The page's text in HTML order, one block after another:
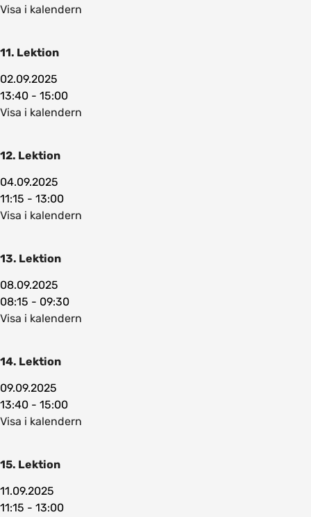
Visa i kalendern
11. Lektion
02.09.2025
13:40 - 15:00
Visa i kalendern
12. Lektion
04.09.2025
11:15 - 13:00
Visa i kalendern
13. Lektion
08.09.2025
08:15 - 09:30
Visa i kalendern
14. Lektion
09.09.2025
13:40 - 15:00
Visa i kalendern
15. Lektion
11.09.2025
11:15 - 13:00